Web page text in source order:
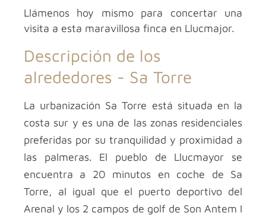
Llámenos hoy mismo para concertar una
visita a esta maravillosa finca en Llucmajor.
Descripción de los
alrededores - Sa Torre
La urbanización Sa Torre está situada en la
costa sur y es una de las zonas residenciales
preferidas por su tranquilidad y proximidad a
las palmeras. El pueblo de Llucmayor se
encuentra a 20 minutos en coche de Sa
Torre, al igual que el puerto deportivo del
Arenal y los 2 campos de golf de Son Antem I